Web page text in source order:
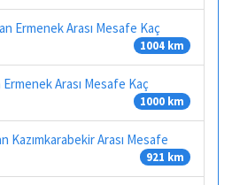
Ermenek Arası Mesafe Kaç
1004 km
Arası Mesafe Kaç
1000 km
Kazımkarabekir Arası Mesafe
921 km